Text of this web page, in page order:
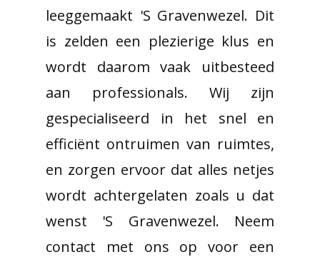
leeggemaakt 'S Gravenwezel. Dit
is zelden een plezierige klus en
wordt daarom vaak uitbesteed
aan professionals. Wij zijn
gespecialiseerd in het snel en
efficiënt ontruimen van ruimtes,
en zorgen ervoor dat alles netjes
wordt achtergelaten zoals u dat
wenst 'S Gravenwezel. Neem
contact met ons op voor een